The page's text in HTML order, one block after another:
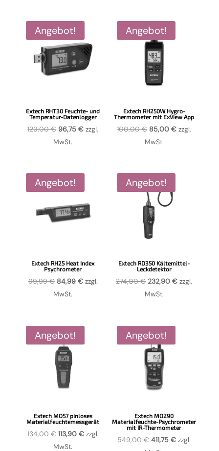
Angebot!
Extech RHT30 Feuchte- und
Temperatur-Datenlogger
129,00€ Ursprünglicher
Preis
96,75€Aktueller
zzgl.
MwSt.
Angebot!
Extech RH250W Hygro-
Thermometer mit ExView App
100,00€ Ursprünglicher
Preis
85,00€Aktueller
zzgl.
MwSt.
Angebot!
Extech RH25 Heat Index
Psychrometer
99,99€ Ursprünglicher
Preis
84,99 €Aktueller
zzgl.
MwSt.
Angebot!
Extech RD350 Kältemittel-
Leckdetektor
274,00€ Ursprünglicher
Preis
232,90€Aktueller
zzgl.
MwSt.
Angebot!
Extech MO57 pinloses
Materialfeuchtemessgerät
134,00€ Ursprünglicher
Preis
113,90 €Aktueller
zzgl.
MwSt.
Angebot!
Extech MO290
Materialfeuchte-Psychrometer
mit IR-Thermometer
549,00€ Ursprünglicher
411,75€Aktueller
zzgl.